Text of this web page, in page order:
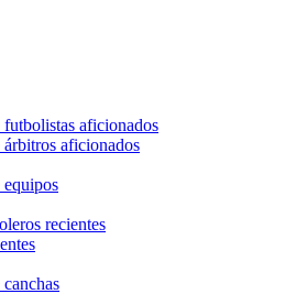
aficionados
aficionados
recientes